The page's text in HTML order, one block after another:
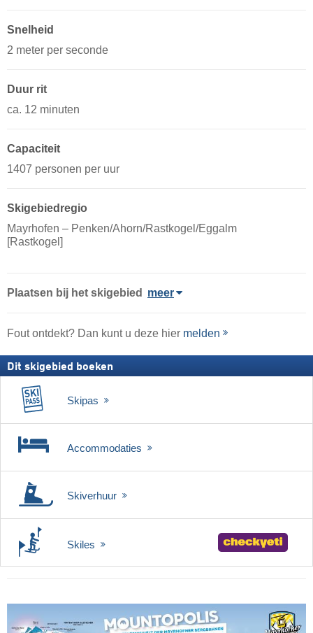
Snelheid
2 meter per seconde
Duur rit
ca. 12 minuten
Capaciteit
1407 personen per uur
Skigebiedregio
Mayrhofen – Penken/​​Ahorn/​​Rastkogel/​​Eggalm
[Rastkogel]
Plaatsen bij het skigebied meer
Fout ontdekt? Dan kunt u deze hier melden
Dit skigebied boeken
Skipas
Accommodaties
Skiverhuur
Skiles